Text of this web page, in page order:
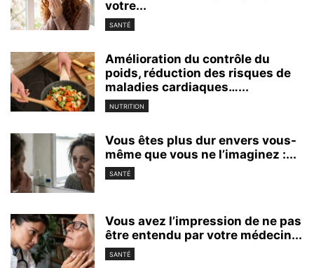
votre...
SANTÉ
Amélioration du contrôle du
poids, réduction des risques de
maladies cardiaques…...
NUTRITION
Vous êtes plus dur envers vous-
même que vous ne l’imaginez :...
SANTÉ
Vous avez l’impression de ne pas
être entendu par votre médecin...
SANTÉ